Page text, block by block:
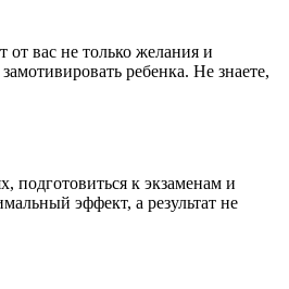
вас не только желания и
ребенка. Не знаете,
подготовиться к экзаменам и
эффект, а результат не